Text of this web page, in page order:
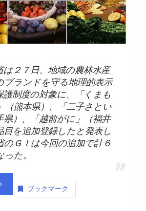
は２７日、地域の農林水産
ブランドを守る地理的表示
護制度の対象に、「くまも
（熊本県）、「二子さとい
県）、「越前がに」（福井
目を追加登録したと発表し
のＧＩは今回の追加で計６
た。
ブックマーク